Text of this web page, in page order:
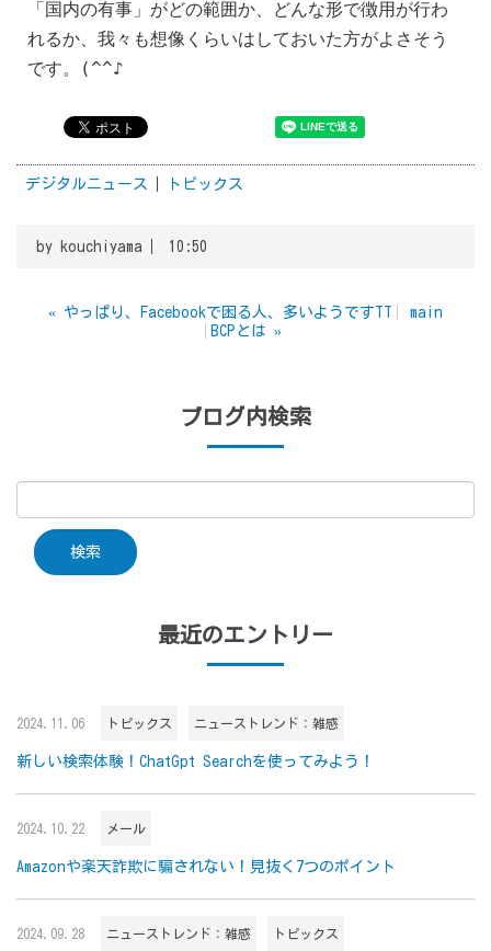
「国内の有事」がどの範囲か、どんな形で徴用が行わ
れるか、我々も想像くらいはしておいた方がよさそう
です。(^^♪
デジタルニュース トピックス
by kouchiyama 10:50
« やっぱり、Facebookで困る人、多いようですTT
main
BCPとは »
ブログ内検索
最近のエントリー
2024.11.06 トピックス ニューストレンド：雑感
新しい検索体験！ChatGpt Searchを使ってみよう！
2024.10.22 メール
Amazonや楽天詐欺に騙されない！見抜く7つのポイント
2024.09.28 ニューストレンド：雑感 トピックス